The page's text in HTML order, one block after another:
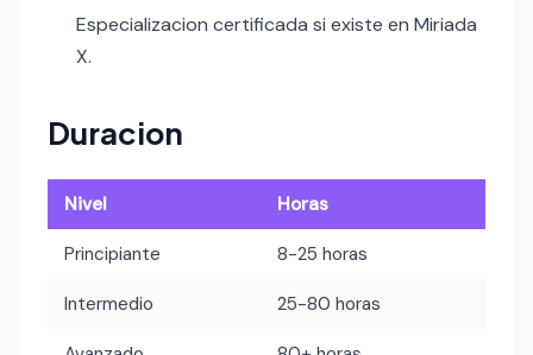
Especializacion certificada si existe en Miriada
X.
Duracion
Nivel Horas
Principiante 8-25 horas
Intermedio 25-80 horas